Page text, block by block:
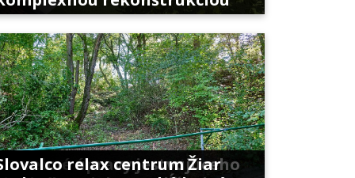
úpravy jestvujúceho
relax centrum Žiar